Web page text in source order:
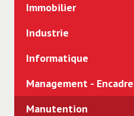
Immobilier
Industrie
Informatique
Management -
Manutention